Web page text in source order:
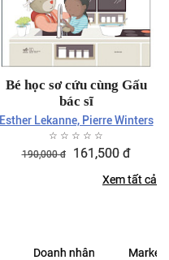
Bé học sơ cứu cùng Gấu
bác sĩ
Esther Lekanne, Pierre Winters
☆ ☆ ☆ ☆ ☆
190,000đ 161,500đ
Xem tất cả
Doanh nhân